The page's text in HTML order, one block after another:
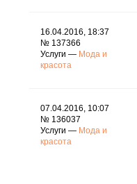
16.04.2016, 18:37
№ 137366
Услуги — Мода и
красота
07.04.2016, 10:07
№ 136037
Услуги — Мода и
красота